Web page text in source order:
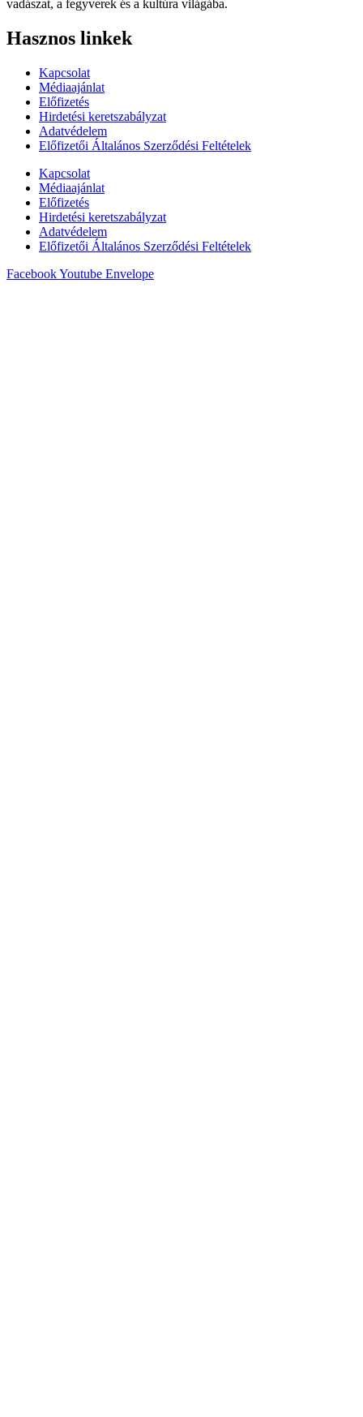
vadászat, a fegyverek és a kultúra világába.
Hasznos linkek
Kapcsolat
Médiaajánlat
Előfizetés
Hirdetési keretszabályzat
Adatvédelem
Előfizetői Általános Szerződési Feltételek
Kapcsolat
Médiaajánlat
Előfizetés
Hirdetési keretszabályzat
Adatvédelem
Előfizetői Általános Szerződési Feltételek
FacebookYoutube Envelope